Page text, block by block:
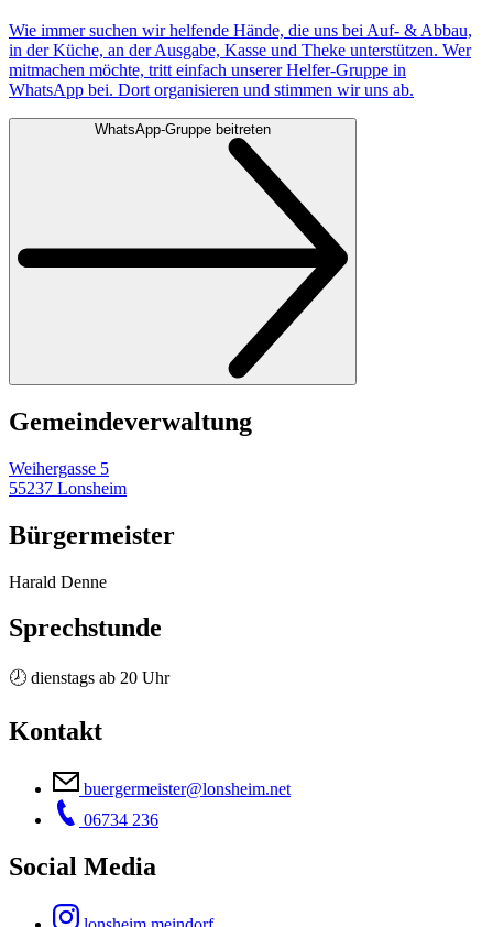
Wie immer suchen wir helfende Hände, die uns bei Auf- & Abbau,
in der Küche, an der Ausgabe, Kasse und Theke unterstützen. Wer
mitmachen möchte, tritt einfach unserer Helfer-Gruppe in
WhatsApp bei. Dort organisieren und stimmen wir uns ab.
WhatsApp-Gruppe beitreten
Gemeinde­verwaltung
Weihergasse 5
55237 Lonsheim
Bürgermeister
Harald Denne
Sprechstunde
🕗 dienstags ab 20 Uhr
Kontakt
buergermeister@lonsheim.net
06734 236
Social Media